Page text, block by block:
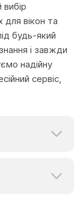
вікон та
будь-який
і завжди
надійну
сервіс,